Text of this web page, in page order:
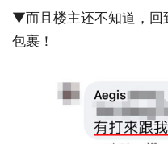
▼而且楼主还不知道，回
包裹！